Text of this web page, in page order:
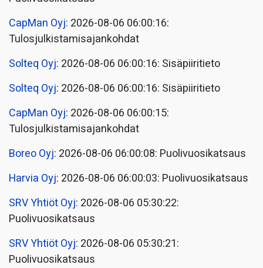
CapMan Oyj: 2026-08-06 06:00:16:
Tulosjulkistamisajankohdat
Solteq Oyj: 2026-08-06 06:00:16: Sisäpiiritieto
Solteq Oyj: 2026-08-06 06:00:16: Sisäpiiritieto
CapMan Oyj: 2026-08-06 06:00:15:
Tulosjulkistamisajankohdat
Boreo Oyj: 2026-08-06 06:00:08: Puolivuosikatsaus
Harvia Oyj: 2026-08-06 06:00:03: Puolivuosikatsaus
SRV Yhtiöt Oyj: 2026-08-06 05:30:22:
Puolivuosikatsaus
SRV Yhtiöt Oyj: 2026-08-06 05:30:21:
Puolivuosikatsaus